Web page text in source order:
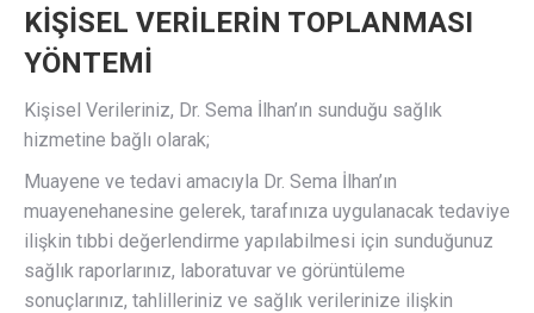
KİŞİSEL VERİLERİN TOPLANMASI
YÖNTEMİ
Kişisel Verileriniz, Dr. Sema İlhan’ın sunduğu sağlık
hizmetine bağlı olarak;
Muayene ve tedavi amacıyla Dr. Sema İlhan’ın
muayenehanesine gelerek, tarafınıza uygulanacak tedaviye
ilişkin tıbbi değerlendirme yapılabilmesi için sunduğunuz
sağlık raporlarınız, laboratuvar ve görüntüleme
sonuçlarınız, tahlilleriniz ve sağlık verilerinize ilişkin